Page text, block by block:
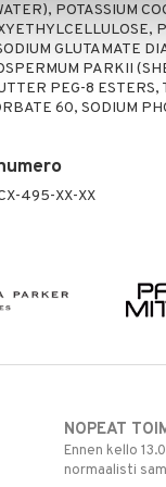
POTASSIUM
GLUTAMATE
PARKII
PEG-8 ESTERS,
60, SODIUM
495-XX-XX
NOPEAT
Ennen kello
normaalisti